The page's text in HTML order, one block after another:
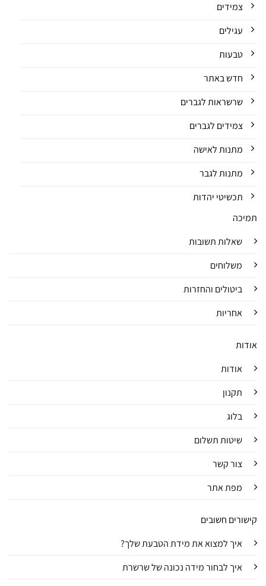
צמידים
עגילים
טבעות
חדש באתר
שרשראות לגברים
צמידים לגברים
מתנות לאישה
מתנות לגבר
תכשיטי יהדות
תמיכה
שאלות תשובות
משלוחים
ביטולים והחזרות
אחריות
אודות
אודות
תקנון
בלוג
שיטות תשלום
צור קשר
מפת אתר
קישורים חשובים
איך למצוא את מידת הטבעת שלך?
איך לבחור מידה נכונה של שרשרת